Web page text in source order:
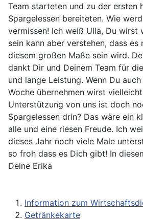
Team starteten und zu der ersten
Spargelessen bereiteten. Wie
vermissen! Ich weiß Ulla, Du wirst
sein kann aber verstehen, dass es
diesem großen Maße sein wird.
dankt Dir und Deinem Team für
und lange Leistung. Wenn Du
Woche übernehmen wirst
Unterstützung von uns ist doch
Spargelessen drin? Das wäre ein
alle und eine riesen Freude. Ich
dieses Jahr noch viele Male
so froh dass es Dich gibt! In
Deine Erika
Information zum
Getränkekarte